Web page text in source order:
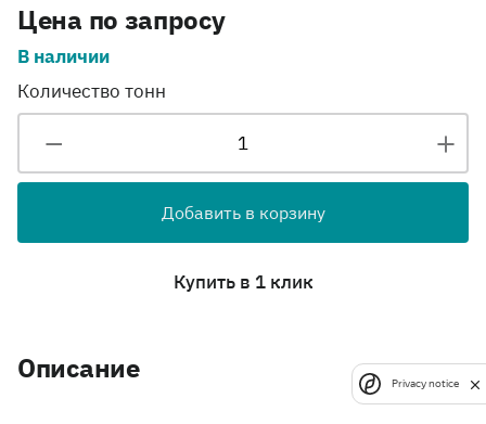
Цена по запросу
В наличии
Количество тонн
Добавить в корзину
Купить в 1 клик
Описание Privacy notice